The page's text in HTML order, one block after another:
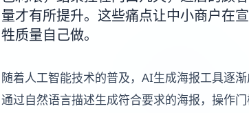
量才有所提升。这些痛点让中小商户在
牲质量自己做。
随着人工智能技术的普及，AI生成海报工具逐
通过自然语言描述生成符合要求的海报，操作